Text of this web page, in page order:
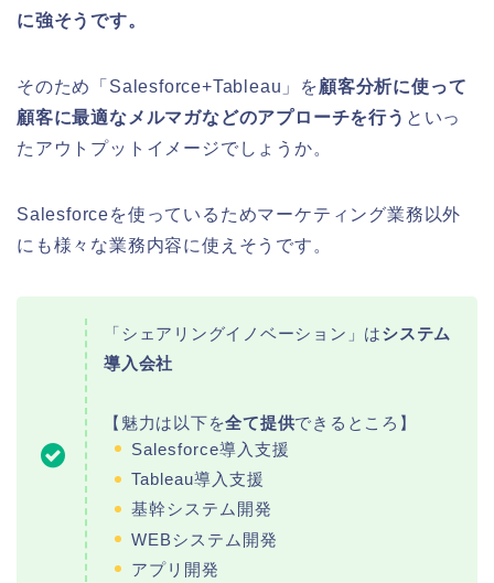
に強そうです。
そのため「Salesforce+Tableau」を顧客分析に使って
顧客に最適なメルマガなどのアプローチを行う といっ
たアウトプットイメージでしょうか。
Salesforceを使っているためマーケティング業務以外
にも様々な業務内容に使えそうです。
「シェアリングイノベーション」はシステム
導入会社
【魅力は以下を全て提供できるところ】
Salesforce導入支援
Tableau導入支援
基幹システム開発
WEBシステム開発
アプリ開発